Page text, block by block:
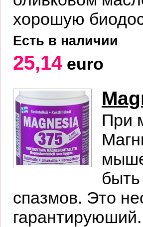
хорошую
Есть в наличии
25,14 euro
При
спазмов. Это